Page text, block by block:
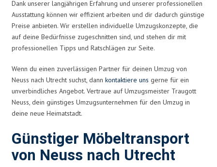
Dank unserer langjährigen Erfahrung und unserer professionellen
Ausstattung können wir effizient arbeiten und dir dadurch günstige
Preise anbieten. Wir erstellen individuelle Umzugskonzepte, die
auf deine Bedürfnisse zugeschnitten sind, und stehen dir mit
professionellen Tipps und Ratschlägen zur Seite.
Wenn du einen zuverlässigen Partner für deinen Umzug von
Neuss nach Utrecht suchst, dann kontaktiere uns gerne für ein
unverbindliches Angebot. Vertraue auf Umzugsmeister Traugott
Neuss, dein günstiges Umzugsunternehmen für den Umzug in
deine neue Heimatstadt.
Günstiger Möbeltransport
von Neuss nach Utrecht